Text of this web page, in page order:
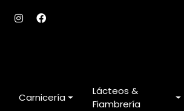
Carnicería
Lácteos &
Fiambrería